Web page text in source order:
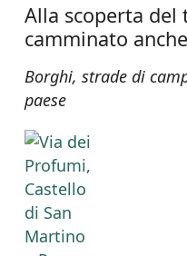
Alla scoperta
camminato
Borghi, strade di
paese